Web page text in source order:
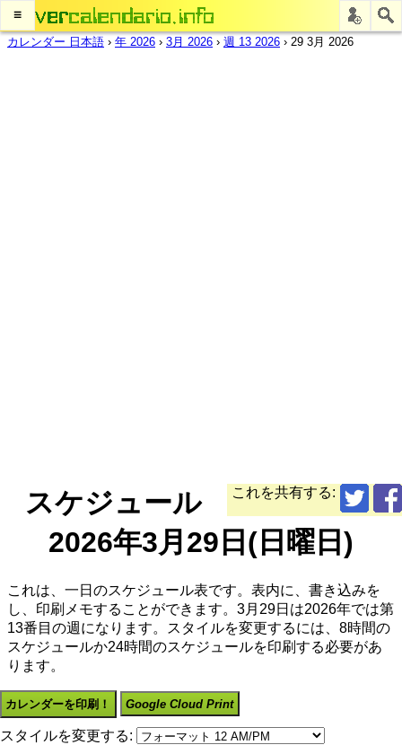
≡
カレンダー 日本語 › 年 2026 › 3月 2026 › 週 13 2026 › 29 3月 2026
これを共有する:
スケジュール
2026年3月29日(日曜日)
これは、一日のスケジュール表です。表内に、書き込みを
し、印刷メモすることができます。3月29日は2026年では第
13番目の週になります。スタイルを変更するには、8時間の
スケジュールか24時間のスケジュールを印刷する必要があ
ります。
カレンダーを印刷！ Google Cloud Print
スタイルを変更する: